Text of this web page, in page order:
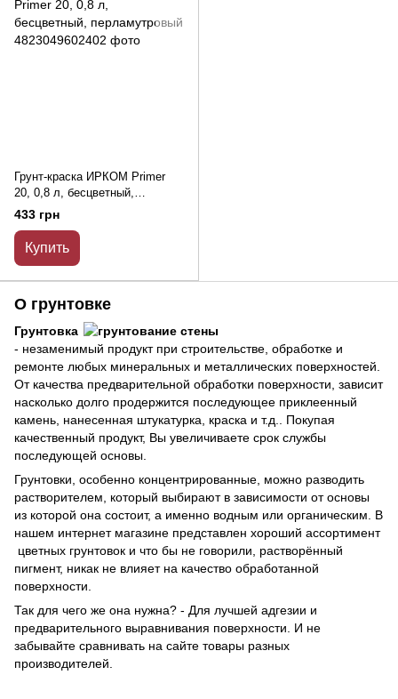
Грунт-краска ИРКОМ Primer
20, 0,8 л, бесцветный,
перламутровый
433 грн
Купить
О грунтовке
Грунтовка
- незаменимый продукт при строительстве, обработке и
ремонте любых минеральных и металлических поверхностей.
От качества предварительной обработки поверхности, зависит
насколько долго продержится последующее приклеенный
камень, нанесенная штукатурка, краска и т.д.. Покупая
качественный продукт, Вы увеличиваете срок службы
последующей основы.
Грунтовки, особенно концентрированные, можно разводить
растворителем, который выбирают в зависимости от основы
из которой она состоит, а именно водным или органическим. В
нашем интернет магазине представлен хороший ассортимент
цветных грунтовок и что бы не говорили, растворённый
пигмент, никак не влияет на качество обработанной
поверхности.
Так для чего же она нужна? - Для лучшей адгезии и
предварительного выравнивания поверхности. И не
забывайте сравнивать на сайте товары разных
производителей.